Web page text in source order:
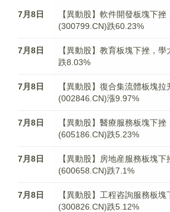
7月8日
【異動股】軟件開發板塊下挫
(300799.CN)跌60.23%
7月8日
【異動股】教育板塊下挫，
跌8.03%
7月8日
【異動股】復合集流體板塊
(002846.CN)漲9.97%
7月8日
【異動股】醫療服務板塊下挫
(605186.CN)跌5.23%
7月8日
【異動股】房地産服務板塊
(600658.CN)跌7.1%
7月8日
【異動股】工程咨詢服務板
(300826.CN)跌5.12%